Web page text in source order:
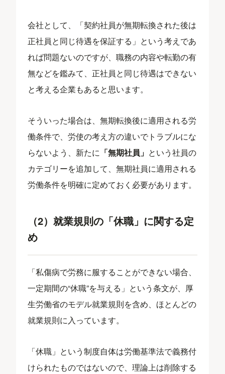
会社として、「契約社員が無期転換された後は
正社員と同じ待遇を保証する」という考えであ
れば問題ないのですが、職務の内容や転勤の有
無などを鑑みて、正社員と同じ待遇はできない
と考える企業もあると思います。
そういった場合は、無期転換後に適用される労
働条件で、労使の考え方の違いでトラブルにな
らないよう、新たに 「無期社員」 という社員の
カテゴリーを追加して、無期社員に適用される
労働条件を明確に定めておく必要があります。
（2）就業規則の「休職」に関する定
め
「私傷病で労務に服することができない場合、
一定期間の“休職”を与える」という条文が、厚
生労働省のモデル就業規則を含め、ほとんどの
就業規則に入っています。
「休職」という制度自体は労働基準法で義務付
けられたものではないので、理論上は削除する